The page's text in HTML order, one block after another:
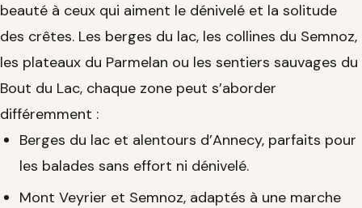
beauté à ceux qui aiment le dénivelé et la solitude
des crêtes. Les berges du lac, les collines du Semnoz,
les plateaux du Parmelan ou les sentiers sauvages du
Bout du Lac, chaque zone peut s’aborder
différemment :
Berges du lac et alentours d’Annecy, parfaits pour
les balades sans effort ni dénivelé.
Mont Veyrier et Semnoz, adaptés à une marche